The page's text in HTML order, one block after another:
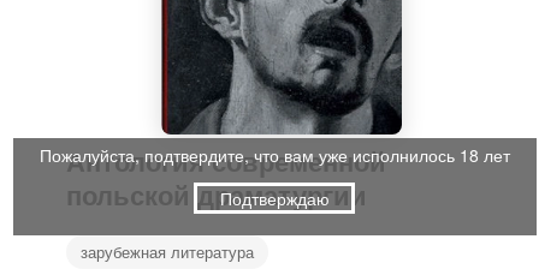
Антология современной
польской драматургии
зарубежная литература
Пожалуйста, подтвердите, что вам уже исполнилось 18 лет
Подтверждаю